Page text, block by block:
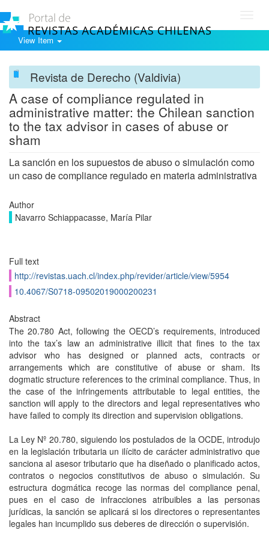
View Item
Revista de Derecho (Valdivia)
A case of compliance regulated in
administrative matter: the Chilean sanction
to the tax advisor in cases of abuse or
sham
La sanción en los supuestos de abuso o simulación como
un caso de compliance regulado en materia administrativa
Author
Navarro Schiappacasse, María Pilar
Full text
http://revistas.uach.cl/index.php/revider/article/view/5954
10.4067/S0718-09502019000200231
Abstract
The 20.780 Act, following the OECD’s requirements, introduced
into the tax’s law an ad­ministrative illicit that fines to the tax
advisor who has designed or planned acts, contracts or
arrangements which are constitutive of abuse or sham. Its
dogmatic structure references to the criminal compliance. Thus, in
the case of the infringements attributable to legal entities, the
sanction will apply to the directors and legal representatives who
have failed to comply its direction and supervision obligations.
La Ley Nº 20.780, siguiendo los postulados de la OCDE, introdujo
en la legislación tributaria un ilícito de carácter administrativo que
sanciona al asesor tributario que ha diseñado o pla­nificado actos,
contratos o negocios constitutivos de abuso o simulación. Su
estructura dogmática recoge las normas del compliance penal,
pues en el caso de infracciones atribuibles a las personas
jurídicas, la sanción se aplicará si los directores o representantes
legales han incumplido sus deberes de dirección o supervisión.